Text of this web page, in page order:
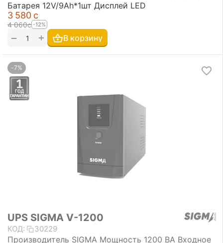
Батарея 12V/9Ah*1шт Дисплей LED
3 580 с
4 060с -12%
+
− В корзину
-7%
UPS SIGMA V-1200
КОД: 30229
Производитель SIGMA Мощность 1200 ВА Входное